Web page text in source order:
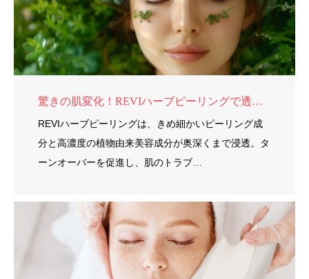
驚きの肌変化！REVIハーブピーリングで透明感あふれる素肌へ
REVIハーブピーリングは、きめ細かいピーリング成
分と高濃度の植物由来美容成分が奥深くまで浸透。タ
ーンオーバーを促進し、肌のトラブ…